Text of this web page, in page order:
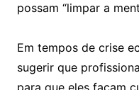
possam “limpar a
Em tempos de crise
sugerir que